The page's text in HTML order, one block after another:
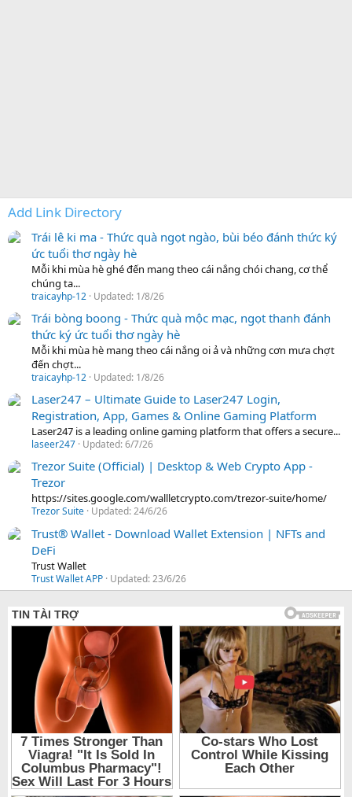
Add Link Directory
Trái lê ki ma - Thức quà ngọt ngào, bùi béo đánh thức ký
ức tuổi thơ ngày hè
Mỗi khi mùa hè ghé đến mang theo cái nắng chói chang, cơ thể
chúng ta...
traicayhp-12 Updated: 1/8/26
Trái bòng boong - Thức quà mộc mạc, ngọt thanh đánh
thức ký ức tuổi thơ ngày hè
Mỗi khi mùa hè mang theo cái nắng oi ả và những cơn mưa chợt
đến chợt...
traicayhp-12 Updated: 1/8/26
Laser247 – Ultimate Guide to Laser247 Login,
Registration, App, Games & Online Gaming Platform
Laser247 is a leading online gaming platform that offers a secure...
laseer247 Updated:6/7/26
Trezor Suite (Official) | Desktop & Web Crypto App -
Trezor
https://sites.google.com/wallletcrypto.com/trezor-suite/home/
Trezor Suite Updated:24/6/26
Trust® Wallet - Download Wallet Extension | NFTs and
DeFi
Trust Wallet
Trust Wallet APP Updated:23/6/26